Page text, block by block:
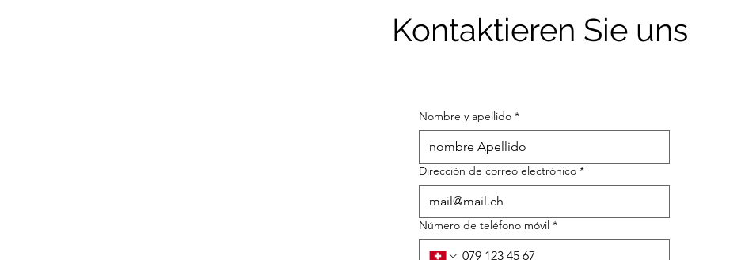
Kontaktieren Sie uns
Nombre y apellido *
Dirección de correo electrónico *
Número de teléfono móvil *